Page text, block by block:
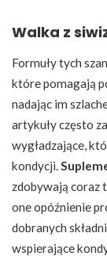
Walka z
Formuły tych
które pomagają
nadając im
artykuły często
wygładzające,
kondycji.
zdobywają coraz
one opóźnienie
dobranych
wspierające